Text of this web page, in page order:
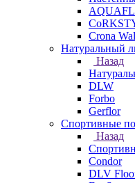
Crona
Натуральный
Назад
DLW
Forbo
Gerflor
Спортивные
Назад
Condor
DLV